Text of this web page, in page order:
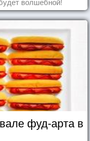
фуд-арта в